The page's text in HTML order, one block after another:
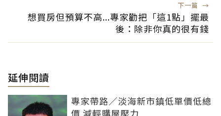
下一篇 →
想買房但預算不高...專家勸把「這1點」擺最
後：除非你真的很有錢
延伸閱讀
專家帶路／淡海新市鎮低單價低總
價 減輕購屋壓力